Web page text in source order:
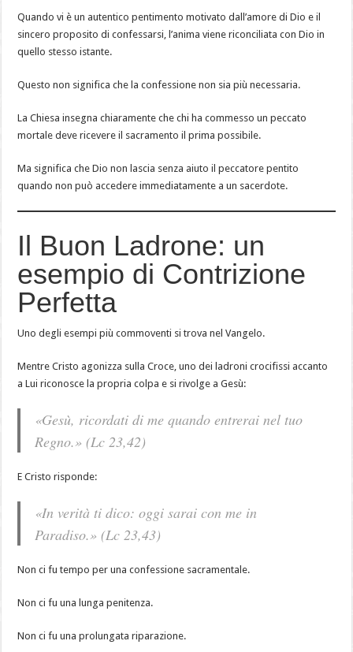
Quando vi è un autentico pentimento motivato dall’amore di Dio e il
sincero proposito di confessarsi, l’anima viene riconciliata con Dio in
quello stesso istante.
Questo non significa che la confessione non sia più necessaria.
La Chiesa insegna chiaramente che chi ha commesso un peccato
mortale deve ricevere il sacramento il prima possibile.
Ma significa che Dio non lascia senza aiuto il peccatore pentito
quando non può accedere immediatamente a un sacerdote.
Il Buon Ladrone: un
esempio di Contrizione
Perfetta
Uno degli esempi più commoventi si trova nel Vangelo.
Mentre Cristo agonizza sulla Croce, uno dei ladroni crocifissi accanto
a Lui riconosce la propria colpa e si rivolge a Gesù:
«Gesù, ricordati di me quando entrerai nel tuo
Regno.» (Lc 23,42)
E Cristo risponde:
«In verità ti dico: oggi sarai con me in
Paradiso.» (Lc 23,43)
Non ci fu tempo per una confessione sacramentale.
Non ci fu una lunga penitenza.
Non ci fu una prolungata riparazione.